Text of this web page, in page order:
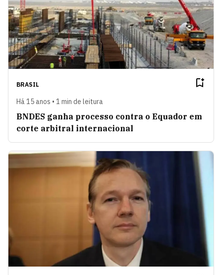
BRASIL
Há 15 anos • 1 min de leitura
BNDES ganha processo contra o Equador em
corte arbitral internacional